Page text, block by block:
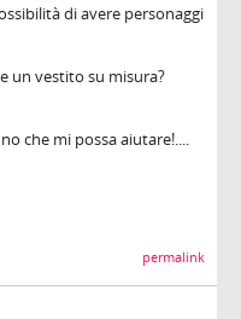
di avere personaggi
un vestito su misura?
che mi possa aiutare!....
permalink